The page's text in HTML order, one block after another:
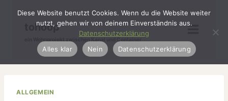
tohoop
ALLGEMEIN
Diese Website benutzt Cookies. Wenn du die Website weiter
nutzt, gehen wir von deinem Einverständnis aus.
Datenschutzerklärung
Alles klar
Nein Datenschutzerklärung